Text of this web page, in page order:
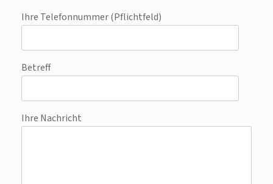
Ihre Telefonnummer (Pflichtfeld)
Betreff
Ihre Nachricht